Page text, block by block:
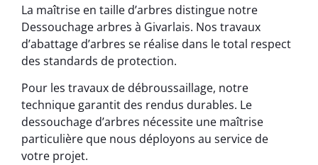
La maîtrise en taille d’arbres distingue notre
Dessouchage arbres à Givarlais. Nos travaux
d’abattage d’arbres se réalise dans le total respect
des standards de protection.
Pour les travaux de débroussaillage, notre
technique garantit des rendus durables. Le
dessouchage d’arbres nécessite une maîtrise
particulière que nous déployons au service de
votre projet.